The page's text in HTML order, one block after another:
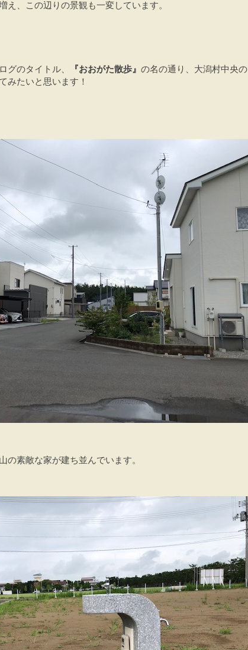
え、この辺りの景観も一変しています。
グのタイトル、 『おおがた散歩』 の名の通り、大潟村中央の
みたいと思います！
の素敵な家が建ち並んでいます。